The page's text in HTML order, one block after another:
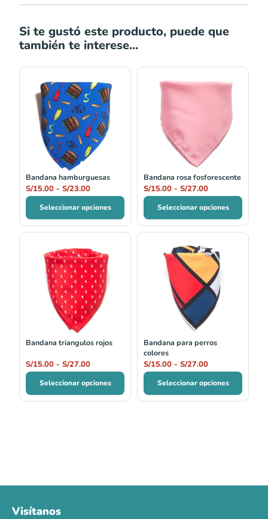
Si te gustó este producto, puede que
también te interese...
Bandana hamburguesas
S/15.00 - S/23.00
de
precios:
desde
S/15.00
hasta
S/23.00
Seleccionar opciones
Bandana rosa fosforescente
S/15.00 - S/27.00
de
S/15.00
hasta
S/27.00
Seleccionar opciones
Bandana triangulos rojos
S/15.00 - S/27.00
de
precios:
desde
S/15.00
hasta
S/27.00
Seleccionar opciones
Bandana para perros
colores
S/15.00 - S/27.00
de
precios:
desde
S/15.00
hasta
S/27.00
Seleccionar opciones
Visítanos